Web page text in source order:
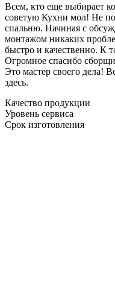
Всем, кто еще выбирает
советую Кухни мол! Не
спальню. Начиная с
монтажом никаких
быстро и качественно. К
Огромное спасибо
Это мастер своего дела!
здесь.
Качество продукции
Уровень сервиса
Срок изготовления